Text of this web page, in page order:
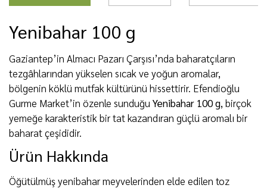
Yenibahar 100 g
Gaziantep’in Almacı Pazarı Çarşısı’nda baharatçıların
tezgâhlarından yükselen sıcak ve yoğun aromalar,
bölgenin köklü mutfak kültürünü hissettirir. Efendioğlu
Gurme Market’in özenle sunduğu Yenibahar 100 g, birçok
yemeğe karakteristik bir tat kazandıran güçlü aromalı bir
baharat çeşididir.
Ürün Hakkında
Öğütülmüş yenibahar meyvelerinden elde edilen toz